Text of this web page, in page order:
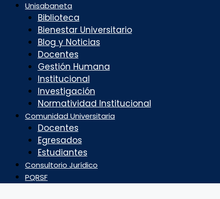
Unisabaneta
Biblioteca
Bienestar Universitario
Blog y Noticias
Docentes
Gestión Humana
Institucional
Investigación
Normatividad Institucional
Comunidad Universitaria
Docentes
Egresados
Estudiantes
Consultorio Jurídico
PQRSF